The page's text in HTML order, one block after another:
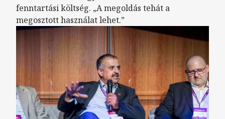
fenntartási költség. „A megoldás tehát a
megosztott használat lehet.”